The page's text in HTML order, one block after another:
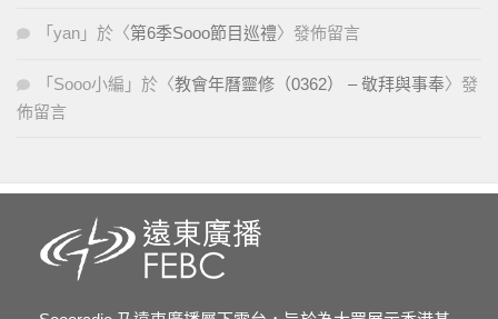
「 yan 」於〈第6季Sooo節目巡禮〉發佈留言
「 Sooo小編 」於〈教會年曆靈修（0362） – 敬拜與事奉〉發
佈留言